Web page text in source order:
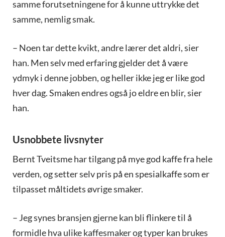
samme forutsetningene for å kunne uttrykke det
samme, nemlig smak.
– Noen tar dette kvikt, andre lærer det aldri, sier
han. Men selv med erfaring gjelder det å være
ydmyk i denne jobben, og heller ikke jeg er like god
hver dag. Smaken endres også jo eldre en blir, sier
han.
Usnobbete livsnyter
Bernt Tveitsme har tilgang på mye god kaffe fra hele
verden, og setter selv pris på en spesialkaffe som er
tilpasset måltidets øvrige smaker.
– Jeg synes bransjen gjerne kan bli flinkere til å
formidle hva ulike kaffesmaker og typer kan brukes